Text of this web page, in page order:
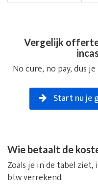
Vergelijk
No cure, no pay, dus
Start nu je
Wie betaalt de
Zoals je in de tabel
btw verrekend.